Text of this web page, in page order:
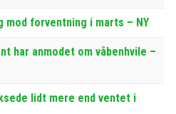
mod forventning i marts – NY
har anmodet om våbenhvile –
lidt mere end ventet i